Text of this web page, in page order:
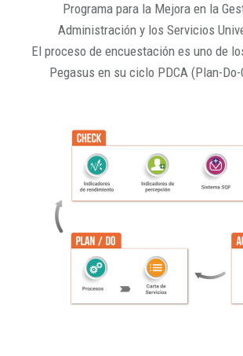
Programa para la Mejora en la
Administración y los Servicios
El proceso de encuestación es uno de
Pegasus en su ciclo PDCA (Plan-